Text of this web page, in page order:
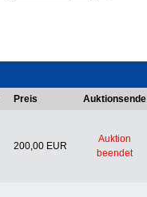
Preis Auktionsende
200,00 EUR
Auktion
beendet